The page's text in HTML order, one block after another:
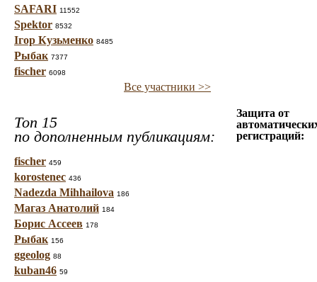
SAFARI 11552
Spektor 8532
Ігор Кузьменко 8485
Рыбак 7377
fischer 6098
Все участники >>
Топ 15
по дополненным публикациям:
fischer 459
korostenec 436
Nadezda Mihhailova 186
Магаз Анатолий 184
Борис Ассеев 178
Рыбак 156
ggeolog 88
kuban46 59
Защита от
регистраций: